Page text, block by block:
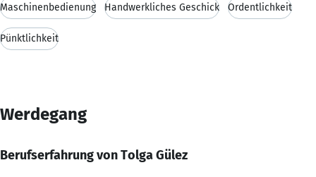
Maschinenbedienung Handwerkliches Geschick Ordentlichkeit
Pünktlichkeit
Werdegang
Berufserfahrung von Tolga Gülez